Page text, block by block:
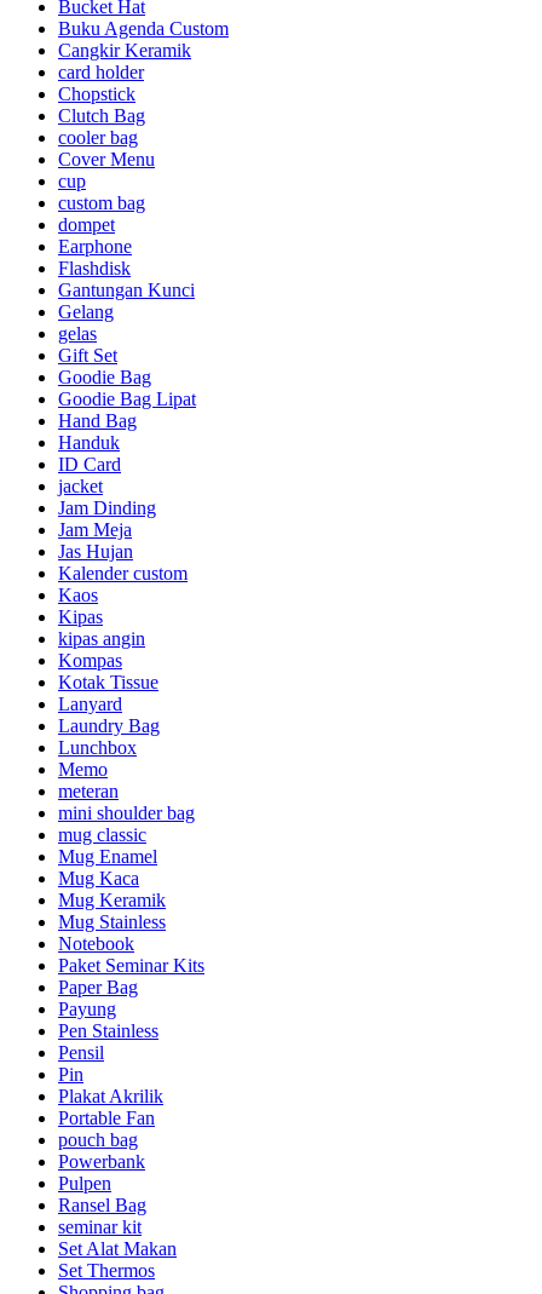
Bucket Hat
Buku Agenda Custom
Cangkir Keramik
card holder
Chopstick
Clutch Bag
cooler bag
Cover Menu
cup
custom bag
dompet
Earphone
Flashdisk
Gantungan Kunci
Gelang
gelas
Gift Set
Goodie Bag
Goodie Bag Lipat
Hand Bag
Handuk
ID Card
jacket
Jam Dinding
Jam Meja
Jas Hujan
Kalender custom
Kaos
Kipas
kipas angin
Kompas
Kotak Tissue
Lanyard
Laundry Bag
Lunchbox
Memo
meteran
mini shoulder bag
mug classic
Mug Enamel
Mug Kaca
Mug Keramik
Mug Stainless
Notebook
Paket Seminar Kits
Paper Bag
Payung
Pen Stainless
Pensil
Pin
Plakat Akrilik
Portable Fan
pouch bag
Powerbank
Pulpen
Ransel Bag
seminar kit
Set Alat Makan
Set Thermos